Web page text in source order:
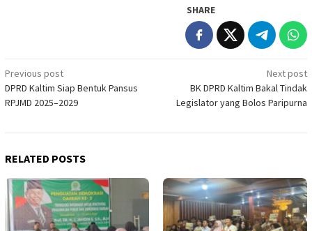
SHARE
Post
navigation
Previous post
DPRD Kaltim Siap Bentuk Pansus
RPJMD 2025–2029
Next post
BK DPRD Kaltim Bakal Tindak
Legislator yang Bolos Paripurna
RELATED POSTS